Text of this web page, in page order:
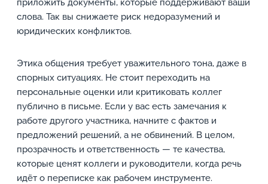
приложить документы, которые поддерживают ваши
слова. Так вы снижаете риск недоразумений и
юридических конфликтов.
Этика общения требует уважительного тона, даже в
спорных ситуациях. Не стоит переходить на
персональные оценки или критиковать коллег
публично в письме. Если у вас есть замечания к
работе другого участника, начните с фактов и
предложений решений, а не обвинений. В целом,
прозрачность и ответственность — те качества,
которые ценят коллеги и руководители, когда речь
идёт о переписке как рабочем инструменте.